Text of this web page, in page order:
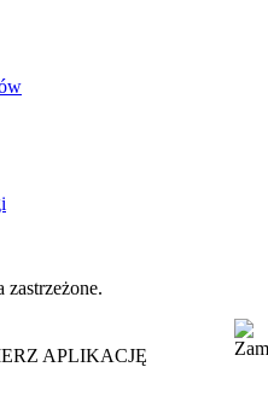
APLIKACJĘ